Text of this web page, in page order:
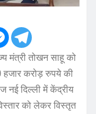
मंत्री तोखन साहू को
हजार करोड़ रुपये की
नई दिल्ली में केंद्रीय
को लेकर विस्तृत